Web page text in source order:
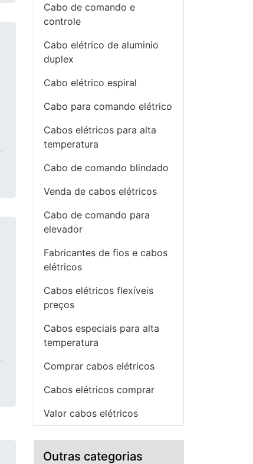
Cabo de comando e
controle
Cabo elétrico de aluminio
duplex
Cabo elétrico espiral
Cabo para comando elétrico
Cabos elétricos para alta
temperatura
Cabo de comando blindado
Venda de cabos elétricos
Cabo de comando para
elevador
Fabricantes de fios e cabos
elétricos
Cabos elétricos flexíveis
preços
Cabos especiais para alta
temperatura
Comprar cabos elétricos
Cabos elétricos comprar
Valor cabos elétricos
Outras categorias